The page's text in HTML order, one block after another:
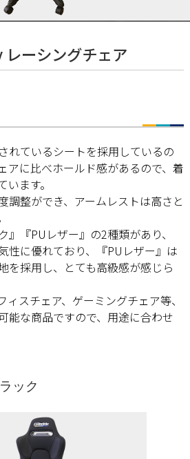
ーシングチェア
れているシートを採用しているの
アに比べホールド感があるので、着
ます。
調整ができ、アームレストは高さと
』『PUレザー』の2種類があり、
性に優れており、『PUレザー』は
を採用し、とても高級感が感じら
ィスチェア、ゲーミングチェア等、
能な商品ですので、用途に合わせ
ック